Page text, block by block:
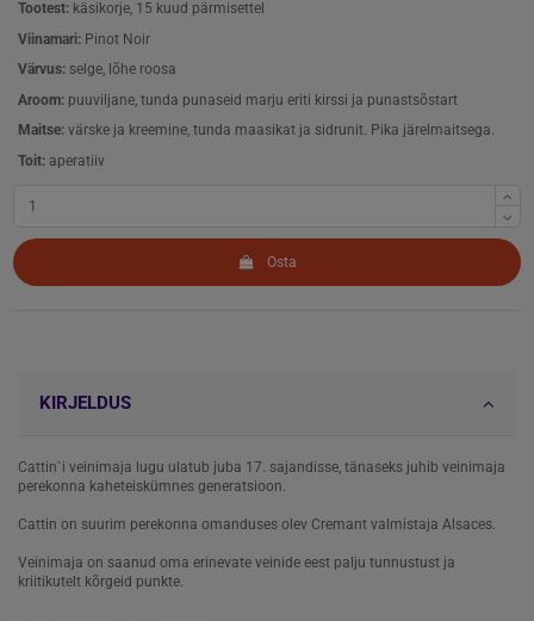
Tootest: käsikorje, 15 kuud pärmisettel
Viinamari: Pinot Noir
Värvus: selge, lõhe roosa
Aroom: puuviljane, tunda punaseid marju eriti kirssi ja punastsõstart
Maitse: värske ja kreemine, tunda maasikat ja sidrunit. Pika järelmaitsega.
Toit: aperatiiv
Osta
KIRJELDUS
Cattin`i veinimaja lugu ulatub juba 17. sajandisse, tänaseks juhib veinimaja
perekonna kaheteiskümnes generatsioon.
Cattin on suurim perekonna omanduses olev Cremant valmistaja Alsaces.
Veinimaja on saanud oma erinevate veinide eest palju tunnustust ja
kriitikutelt kõrgeid punkte.